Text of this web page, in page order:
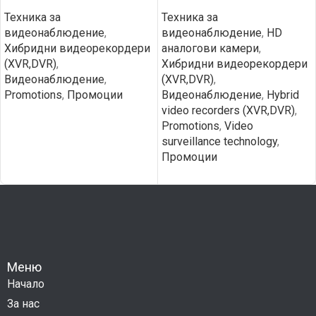
Техника за
видеонаблюдение,
Хибридни видеорекордери
(XVR,DVR),
Видеонаблюдение,
Promotions, Промоции
Техника за
видеонаблюдение, HD
aналогови камери,
Хибридни видеорекордери
(XVR,DVR),
Видеонаблюдение, Hybrid
video recorders (XVR,DVR),
Promotions, Video
surveillance technology,
Промоции
Меню
Начало
За нас